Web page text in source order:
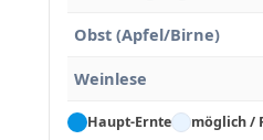
Obst (Apfel/Birne)
Weinlese
Haupt-Ernte
möglich /